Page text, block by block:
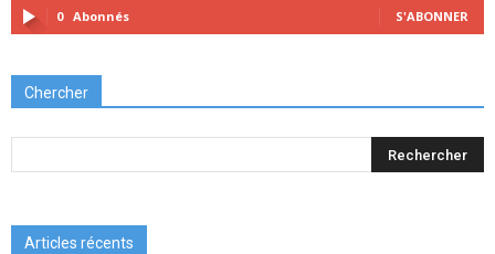
0 Abonnés S'ABONNER
Chercher
Articles récents